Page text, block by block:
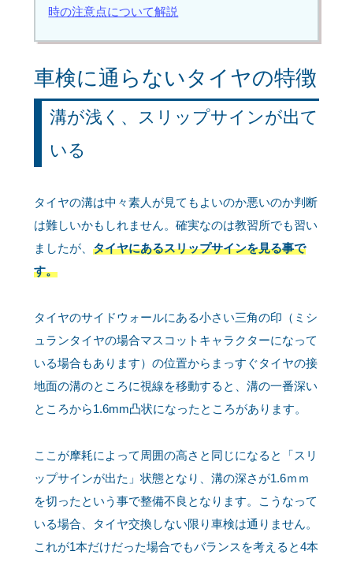
時の注意点について解説
車検に通らないタイヤの特徴
溝が浅く、スリップサインが出て
いる
タイヤの溝は中々素人が見てもよいのか悪いのか判断
は難しいかもしれません。確実なのは教習所でも習い
ましたが、 タイヤにあるスリップサインを見る事で
す。
タイヤのサイドウォールにある小さい三角の印（ミシ
ュランタイヤの場合マスコットキャラクターになって
いる場合もあります）の位置からまっすぐタイヤの接
地面の溝のところに視線を移動すると、溝の一番深い
ところから1.6mm凸状になったところがあります。
ここが摩耗によって周囲の高さと同じになると「スリ
ップサインが出た」状態となり、溝の深さが1.6ｍｍ
を切ったという事で整備不良となります。こうなって
いる場合、タイヤ交換しない限り車検は通りません。
これが1本だけだった場合でもバランスを考えると4本